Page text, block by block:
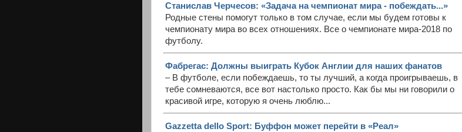
Станислав Черчесов: «Задача на чемпионат мира - побеждать...»
Родные стены помогут только в том случае, если мы будем готовы к
чемпионату мира во всех отношениях. Все о чемпионате мира-2018 по
футболу.
Фабрегас: Должны выиграть Кубок Англии для наших фанатов
– В футболе, если побеждаешь, то ты лучший, а когда проигрываешь, в
тебе сомневаются, все вот настолько просто. Как бы мы ни говорили о
красивой игре, которую я очень люблю...
Gazzetta dello Sport: Буффон может перейти в «Реал»